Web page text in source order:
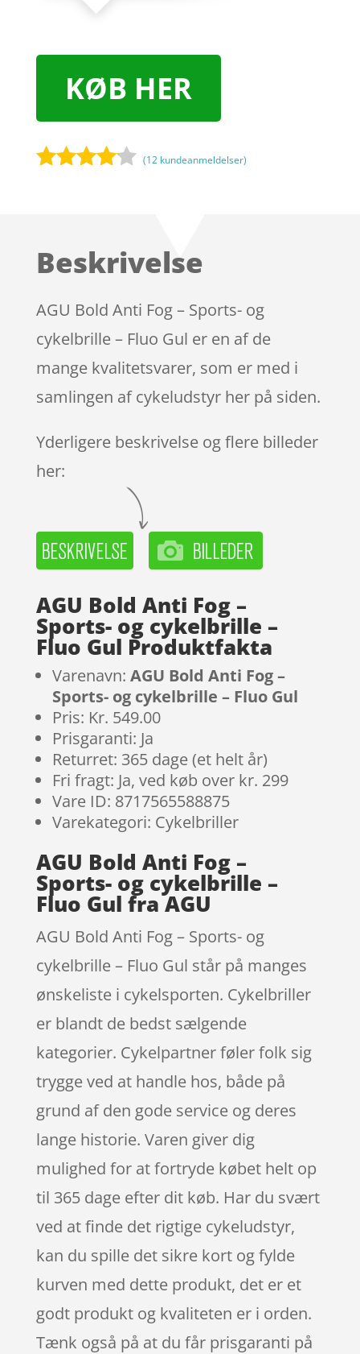
KØB HER
på
ømmels
er
(12 kundeanmeldelser)
Beskrivelse
AGU Bold Anti Fog – Sports- og
cykelbrille – Fluo Gul er en af de
mange kvalitetsvarer, som er med i
samlingen af cykeludstyr her på siden.
Yderligere beskrivelse og flere billeder
her:
AGU Bold Anti Fog –
Sports- og cykelbrille –
Fluo Gul Produktfakta
Varenavn: AGU Bold Anti Fog –
Sports- og cykelbrille – Fluo Gul
Pris: Kr. 549.00
Prisgaranti: Ja
Returret: 365 dage (et helt år)
Fri fragt: Ja, ved køb over kr. 299
Vare ID: 8717565588875
Varekategori: Cykelbriller
AGU Bold Anti Fog –
Sports- og cykelbrille –
Fluo Gul fra AGU
AGU Bold Anti Fog – Sports- og
cykelbrille – Fluo Gul står på manges
ønskeliste i cykelsporten. Cykelbriller
er blandt de bedst sælgende
kategorier. Cykelpartner føler folk sig
trygge ved at handle hos, både på
grund af den gode service og deres
lange historie. Varen giver dig
mulighed for at fortryde købet helt op
til 365 dage efter dit køb. Har du svært
ved at finde det rigtige cykeludstyr,
kan du spille det sikre kort og fylde
kurven med dette produkt, det er et
godt produkt og kvaliteten er i orden.
Tænk også på at du får prisgaranti på